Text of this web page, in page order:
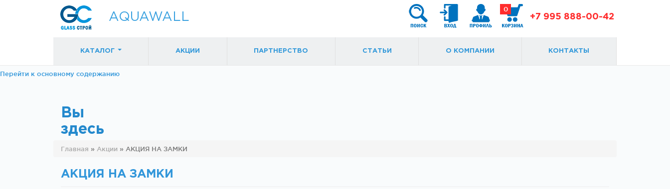
Перейти к основному содержанию
AQUAWALL +7 995 888-00-42
0
КАТАЛОГ
раздвижных
механизмы)
раздвижных
механизмы)
АКЦИИ ПАРТНЕРСТВО СТАТЬИ О КОМПАНИИ КОНТАКТЫ
Вы
здесь
Главная » Акции » АКЦИЯ НА ЗАМКИ
АКЦИЯ НА ЗАМКИ